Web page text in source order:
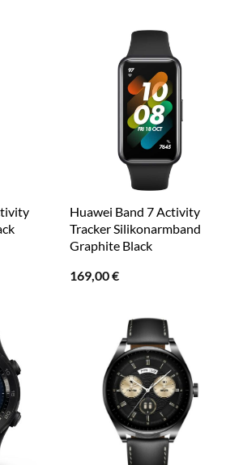
Huawei Band 7 Activity
Tracker Silikonarmband
Graphite Black
169,00€